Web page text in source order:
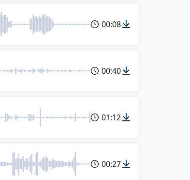
00:08
00:40
01:12
00:27